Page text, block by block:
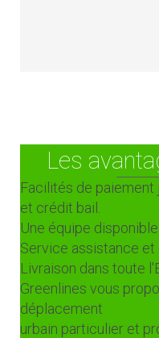
Les
Facilités de paiement
et crédit bail.
Une équipe
Service assistance et
Livraison dans toute
Greenlines vous
déplacement
urbain particulier et